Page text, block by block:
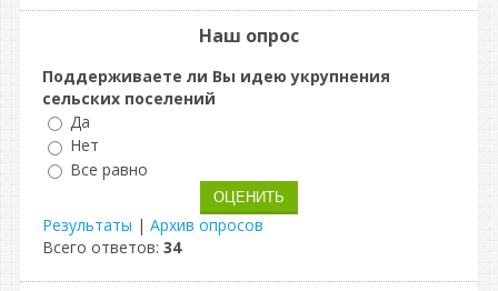
Наш опрос
Поддерживаете ли Вы идею укрупнения
сельских поселений
Да
Нет
Все равно
Результаты | Архив опросов
Всего ответов: 34